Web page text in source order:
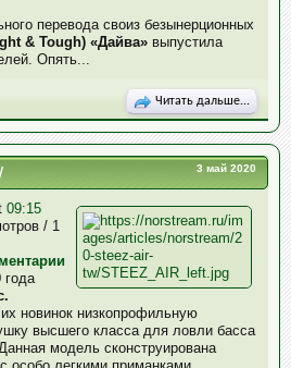
перевода своиз безынерционных
& Tough) «Дайва» выпустила
Опять...
Читать дальше...
3 май 2020
09:15
/ 1
года
новинок низкопрофильную
высшего класса для ловли басса
модель сконструирована